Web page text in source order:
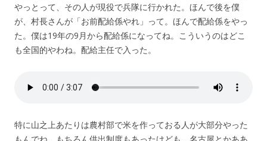
やっとって、その人が現役で兵隊に行かれた。ほんで後を僕
が、村長さんが「お前配給係やれ」って。ほんで配給係をやっ
た。僕は19年の9月から配給係になってね。こういうのはどこ
も全国的やわね。配給主任で入った。
特に山之上あたりは農村部で米を作っておる人が大部分やった